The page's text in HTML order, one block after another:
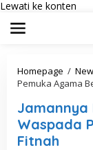
Lewati ke konten
Homepage /
Pemuka Agama
Jamannya
Waspada
Fitnah